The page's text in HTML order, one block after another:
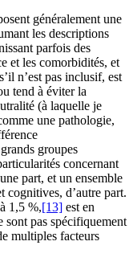
généralement une
les descriptions
parfois des
et les comorbidités, et
n’est pas inclusif, est
tend à éviter la
(à laquelle je
une pathologie,
groupes
concernant
part, et un ensemble
cognitives, d’autre part.
1,5 %,[13] est en
sont pas spécifiquement
multiples facteurs